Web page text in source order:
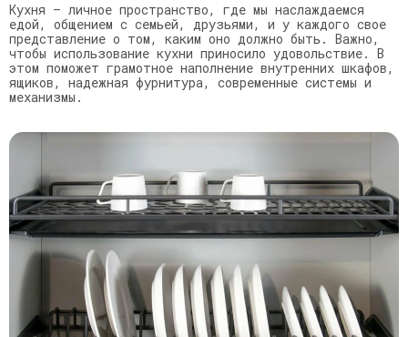
Кухня — личное пространство, где мы наслаждаемся
едой, общением с семьей, друзьями, и у каждого свое
представление о том, каким оно должно быть. Важно,
чтобы использование кухни приносило удовольствие. В
этом поможет грамотное наполнение внутренних шкафов,
ящиков, надежная фурнитура, современные системы и
механизмы.